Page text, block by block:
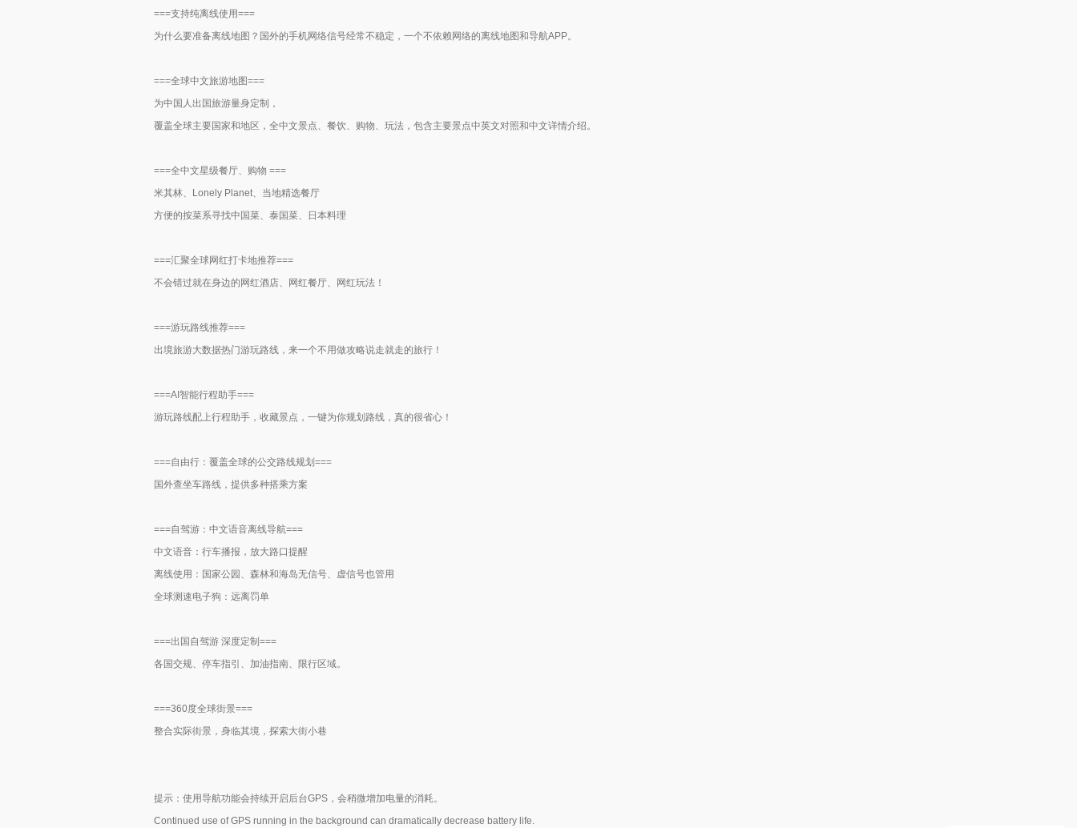
===支持纯离线使用===
为什么要准备离线地图？国外的手机网络信号经常不稳定，一个不依赖网络的离线地图和导航APP。
===全球中文旅游地图===
为中国人出国旅游量身定制，
覆盖全球主要国家和地区，全中文景点、餐饮、购物、玩法，包含主要景点中英文对照和中文详情介绍。
===全中文星级餐厅、购物 ===
米其林、Lonely Planet、当地精选餐厅
方便的按菜系寻找中国菜、泰国菜、日本料理
===汇聚全球网红打卡地推荐===
不会错过就在身边的网红酒店、网红餐厅、网红玩法！
===游玩路线推荐===
出境旅游大数据热门游玩路线，来一个不用做攻略说走就走的旅行！
===AI智能行程助手===
游玩路线配上行程助手，收藏景点，一键为你规划路线，真的很省心！
===自由行：覆盖全球的公交路线规划===
国外查坐车路线，提供多种搭乘方案
===自驾游：中文语音离线导航===
中文语音：行车播报，放大路口提醒
离线使用：国家公园、森林和海岛无信号、虚信号也管用
全球测速电子狗：远离罚单
===出国自驾游 深度定制===
各国交规、停车指引、加油指南、限行区域。
===360度全球街景===
整合实际街景，身临其境，探索大街小巷
提示：使用导航功能会持续开启后台GPS，会稍微增加电量的消耗。
Continued use of GPS running in the background can dramatically decrease battery life.